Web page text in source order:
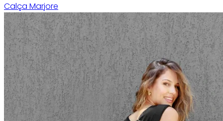
Calça Marjore